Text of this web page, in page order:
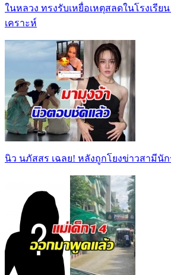
ในหลวง ทรงรับเหยื่อเหตุสลดในโรงเรีย
เคราะห์
นิว นภัสสร เฉลย! หลังถูกโยงข่าวสามีนั